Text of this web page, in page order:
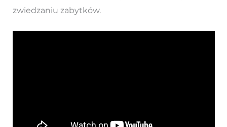
zwiedzaniu zabytków.